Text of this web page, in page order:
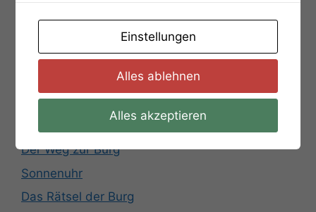
Start der Stadtrallye
Das Rätsel der Raute
Römische Zahlen
Der Weg zur Burg
Sonnenuhr
Das Rätsel der Burg
Einstellungen
Alles ablehnen
Alles akzeptieren